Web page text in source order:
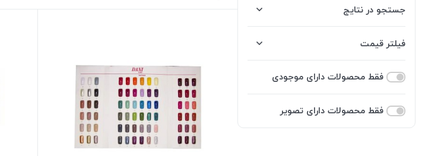
جستجو در نتایج
فیلتر قیمت
فقط محصولات دارای موجودی
فقط محصولات دارای تصویر